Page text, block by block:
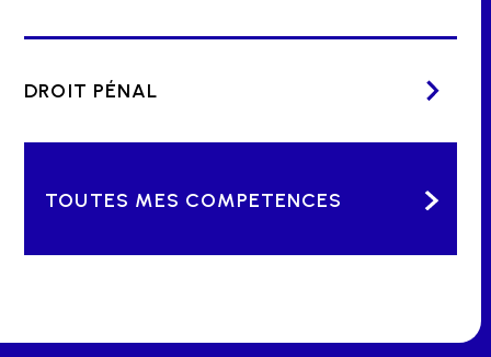
DROIT PÉNAL
TOUTES MES COMPETENCES